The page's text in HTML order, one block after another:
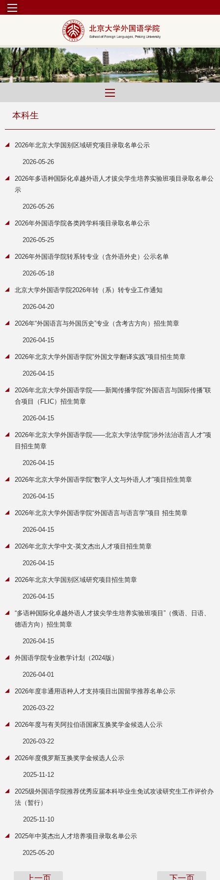
本科生
2026年北京大学国别区域研究项目录取名单公示
2026-05-26
2026年多语种国际化卓越外语人才拔尖学生培养实验班项目录取名单公
示
2026-05-26
2026年外国语学院各类跨学科项目录取名单公示
2026-05-25
2026年外国语学院转系转专业（含外语外史）公示名单
2026-05-18
北京大学外国语学院2026年转（系）转专业工作通知
2026-04-20
2026年“外国语言与外国历史”专业（含考古方向）招生简章
2026-04-15
2026年北京大学外国语学院“外国文学翻译实践”项目招生简章
2026-04-15
2026年北京大学外国语学院——新闻传播学院“外国语言与国际传播”联
合项目（FLIC）招生简章
2026-04-15
2026年北京大学外国语学院——北京大学法学院“涉外法治语言人才”项
目招生简章
2026-04-15
2026年北京大学外国语学院“数字人文与外语人才”项目招生简章
2026-04-15
2026年北京大学外国语学院“外国语言与语言学”项目 招生简章
2026-04-15
2026年北京大学中文-英文杰出人才项目招生简章
2026-04-15
2026年北京大学国别区域研究项目招生简章
2026-04-15
“多语种国际化卓越外语人才拔尖学生培养实验班项目”（俄语、日语、
德语方向）招生简章
2026-04-15
外国语学院专业教学计划（2024版）
2026-04-01
2026年度非通用语种人才支持项目出国留学推荐名单公示
2026-03-22
2026年度与有关阿拉伯语国家互换奖学金候选人公示
2026-03-22
2026年度俄罗斯互换奖学金候选人公示
2025-11-12
2025级外国语学院推荐优秀应届本科毕业生免试攻读研究生工作评价办
法（暂行）
2025-11-10
2025年中英杰出人才培养项目录取名单公示
2025-05-20